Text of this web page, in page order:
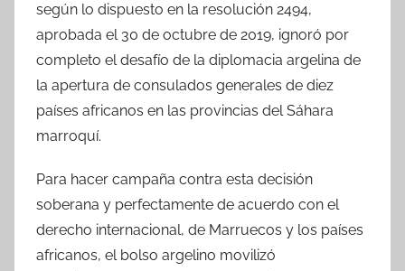
según lo dispuesto en la resolución 2494,
aprobada el 30 de octubre de 2019, ignoró por
completo el desafío de la diplomacia argelina de
la apertura de consulados generales de diez
países africanos en las provincias del Sáhara
marroquí.
Para hacer campaña contra esta decisión
soberana y perfectamente de acuerdo con el
derecho internacional, de Marruecos y los países
africanos, el bolso argelino movilizó